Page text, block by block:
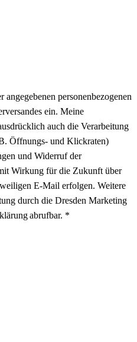
personenbezogenen
ein. Meine
auch die Verarbeitung
Öffnungs- und Klickraten)
und Widerruf der
Wirkung für die Zukunft über
E-Mail erfolgen. Weitere
durch die Dresden Marketing
abrufbar. *